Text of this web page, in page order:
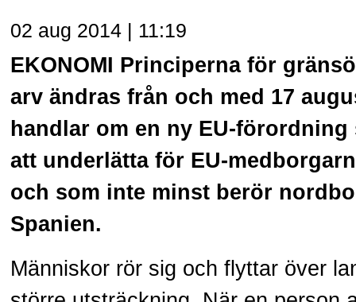
02 aug 2014 | 11:19
EKONOMI Principerna för
arv ändras från och med 17
handlar om en ny EU-
att underlätta för EU-
och som inte minst berör
Spanien.
Människor rör sig och flyttar över